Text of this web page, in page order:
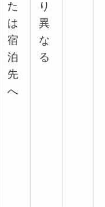
た
は
宿
泊
先
へ
り
異
な
る